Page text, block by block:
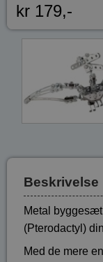
kr 179,-
Beskrivelse
Metal
(Pterodactyl)
Med de mere